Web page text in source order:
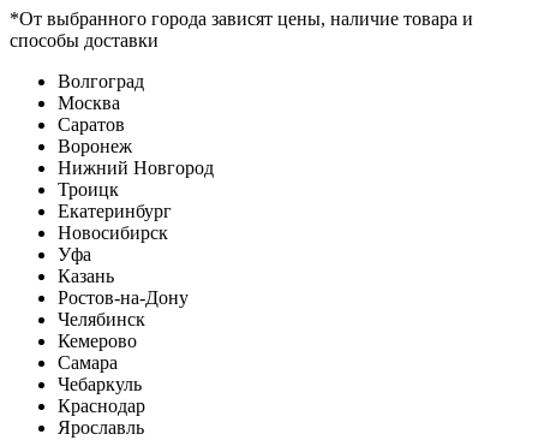
*От выбранного города зависят цены, наличие товара и
способы доставки
Волгоград
Москва
Саратов
Воронеж
Нижний Новгород
Троицк
Екатеринбург
Новосибирск
Уфа
Казань
Ростов-на-Дону
Челябинск
Кемерово
Самара
Чебаркуль
Краснодар
Ярославль